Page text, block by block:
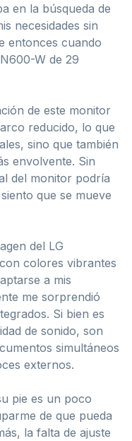
en la búsqueda de
necesidades sin
entonces cuando
W de 29
de este monitor
reducido, lo que
sino que también
envolvente. Sin
del monitor podría
que se mueve
del LG
colores vibrantes
a mis
me sorprendió
Si bien es
de sonido, son
simultáneos
externos.
pie es un poco
de que pueda
la falta de ajuste